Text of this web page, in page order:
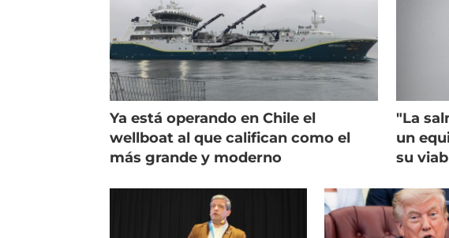
Ya está operando en Chile el
wellboat al que califican como el
más grande y moderno
"La
un
su